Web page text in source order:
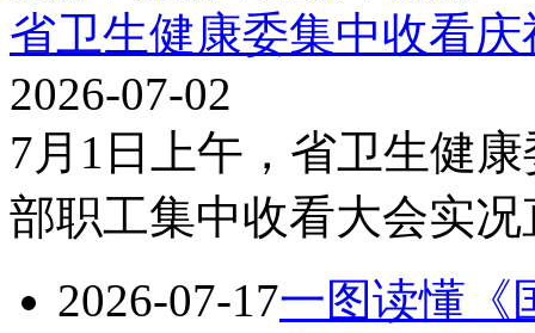
省卫生健康委集中收看
2026-07-02
7月1日上午，省卫生健
部职工集中收看大会实况
2026-07-17一图读懂《